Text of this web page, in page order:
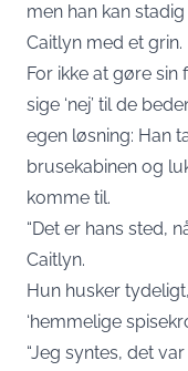
men han kan
Caitlyn med et grin.
For ikke at gøre
sige ‘nej’ til de
egen løsning: Han
brusekabinen og
komme til.
“Det er hans sted,
Caitlyn.
Hun husker
‘hemmelige
“Jeg syntes, det